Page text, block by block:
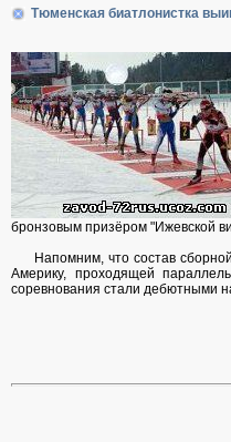
Тюменская биатлонистка
бронзовым призёром "Ижевской
Напомним, что состав сборной
Америку, проходящей
соревнования стали дебютными